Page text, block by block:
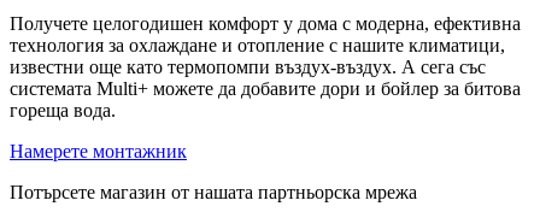
Получете целогодишен комфорт у дома с модерна, ефективна
технология за охлаждане и отопление с нашите климатици,
известни още като термопомпи въздух-въздух. А сега със
системата Multi+ можете да добавите дори и бойлер за битова
гореща вода.
Намерете монтажник
Потърсете магазин от нашата партньорска мрежа